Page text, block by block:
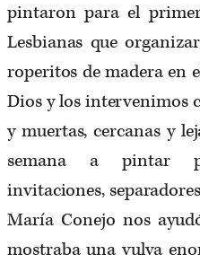
pintaron para el
Lesbianas que
roperitos de madera en
Dios y los intervenimos
y muertas, cercanas y
semana a pintar
invitaciones,
María Conejo nos
mostraba una vulva